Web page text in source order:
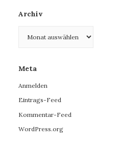
Archiv
Meta
Anmelden
Eintrags-Feed
Kommentar-Feed
WordPress.org